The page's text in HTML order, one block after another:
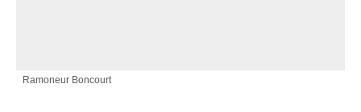
Ramoneur Boncourt